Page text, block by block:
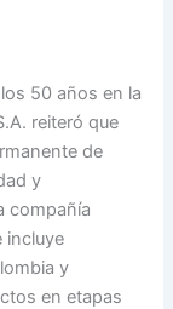
50 años en la
reiteró que
de
y
compañía
incluye
y
en etapas